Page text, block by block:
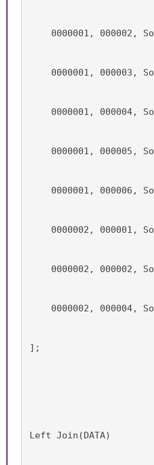
0000001, 000002,
0000001, 000003,
0000001, 000004,
0000001, 000005,
0000001, 000006,
0000002, 000001,
0000002, 000002,
0000002, 000004,
];
Left Join(DATA)